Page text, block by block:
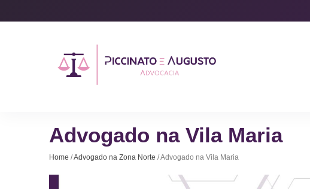
Advogado na Vila Maria
Home /Advogado na Zona Norte / Advogado na Vila Maria